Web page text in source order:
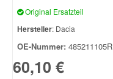
Original Ersatzteil
Hersteller: Dacia
OE-Nummer: 485211105R
60,10 €
Smart Ersatzteile
Suzuki Ersatzteile